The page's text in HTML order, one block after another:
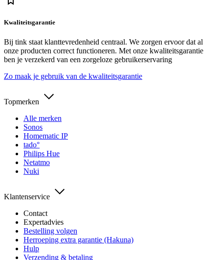
Kwaliteitsgarantie
Bij tink staat klanttevredenheid centraal. We zorgen ervoor dat al
onze producten correct functioneren. Met onze kwaliteitsgarantie
ben je verzekerd van een zorgeloze gebruikerservaring
Zo maak je gebruik van de kwaliteitsgarantie
Topmerken
Alle merken
Sonos
Homematic IP
tado°
Philips Hue
Netatmo
Nuki
Klantenservice
Contact
Expertadvies
Bestelling volgen
Herroeping extra garantie (Hakuna)
Hulp
Verzending & betaling